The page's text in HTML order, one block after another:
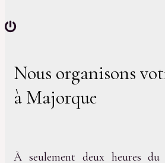
Nous organisons
à Majorque
À seulement deux heures du